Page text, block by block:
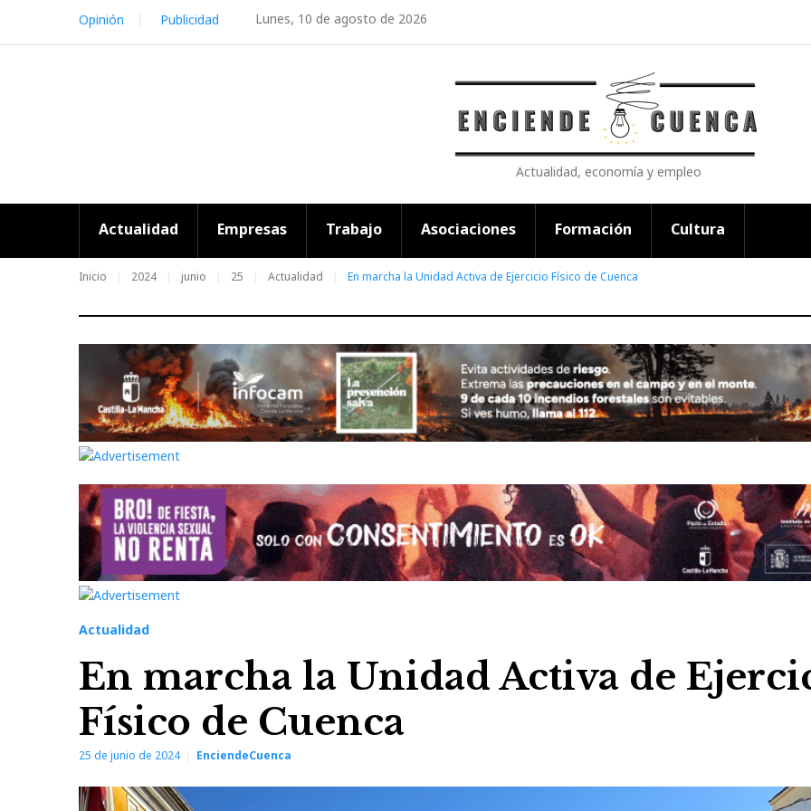
content
Lunes, 10 de agosto de 2026
Opinión Publicidad
Actualidad, economía y empleo
Actualidad Empresas Trabajo Asociaciones Formación Cultura
Inicio 2024 junio 25 Actualidad En marcha la Unidad Activa de Ejercicio Físico de Cuenca
Actualidad
En marcha la Unidad Activa de
Físico de Cuenca
25 de junio de 2024 EnciendeCuenca